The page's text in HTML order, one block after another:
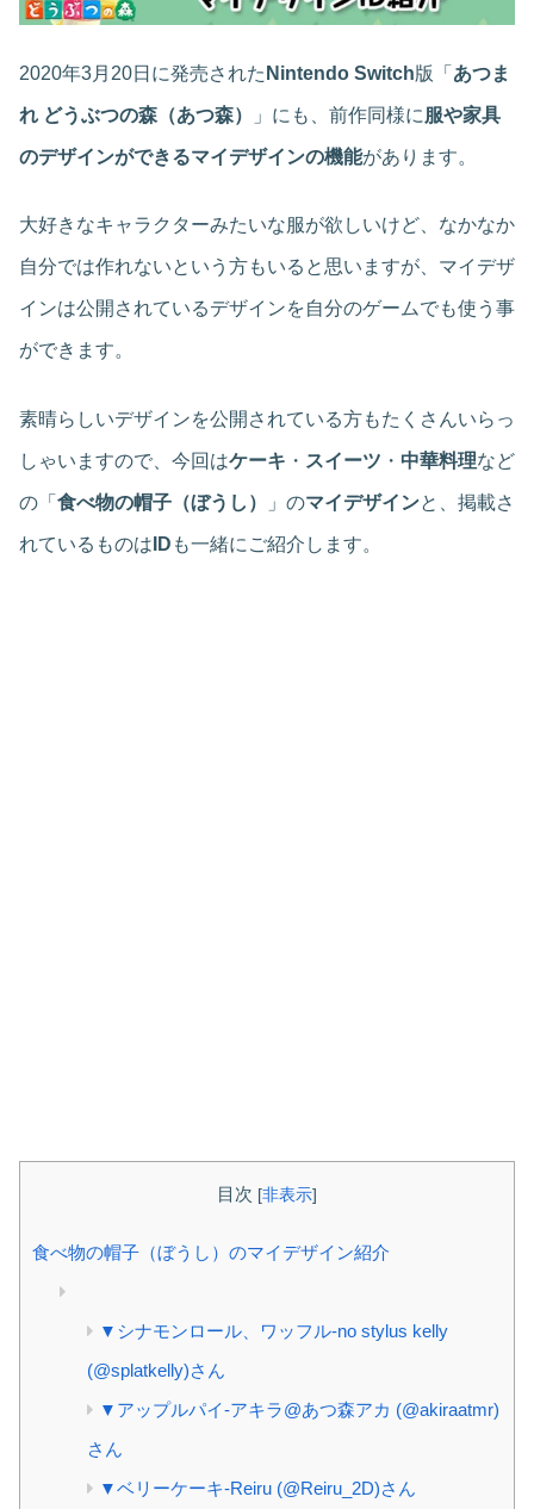
2020年3月20日に発売された Nintendo Switch版「 あつま
れ どうぶつの森（あつ森） 」にも、前作同様に服や家具
のデザインができるマイデザインの機能があります。
大好きなキャラクターみたいな服が欲しいけど、なかなか
自分では作れないという方もいると思いますが、マイデザ
インは公開されているデザインを自分のゲームでも使う事
ができます。
素晴らしいデザインを公開されている方もたくさんいらっ
しゃいますので、今回はケーキ ・ スイーツ ・ 中華料理など
の「 食べ物の帽子（ぼうし） 」のマイデザインと、掲載さ
れているものは ID も一緒にご紹介します。
目次 [非表示]
食べ物の帽子（ぼうし）のマイデザイン紹介
▼シナモンロール、ワッフル‐no stylus kelly
(@splatkelly)さん
▼アップルパイ‐アキラ@あつ森アカ (@akiraatmr)
さん
▼ベリーケーキ‐Reiru (@Reiru_2D)さん